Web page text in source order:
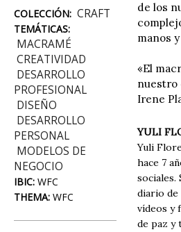
COLECCIÓN: CRAFT
TEMÁTICAS:
MACRAMÉ
CREATIVIDAD
DESARROLLO
PROFESIONAL
DISEÑO
DESARROLLO
PERSONAL
MODELOS DE
NEGOCIO
IBIC: WFC
THEMA: WFC
de los
manos
«El
nuestro
Irene
YULI
Yuli
hace 7
sociales.
diario de
vídeos y
de paz y